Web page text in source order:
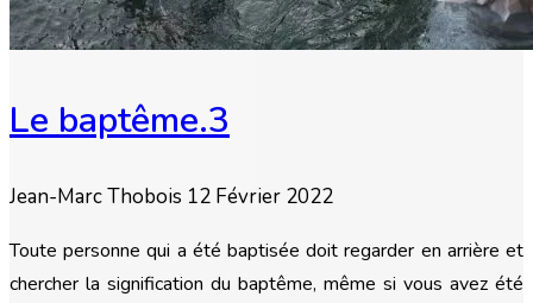
Le baptême.3
Jean-Marc Thobois 12 Février 2022
Toute personne qui a été baptisée doit regarder en arrière et
chercher la signification du baptême, même si vous avez été